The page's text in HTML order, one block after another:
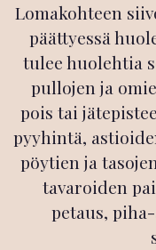
Lomakohteen
päättyessä
tulee huolehtia
pullojen ja
pois tai
pyyhintä,
pöytien ja
tavaroiden
petaus,